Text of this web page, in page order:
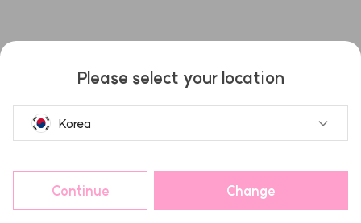
Please select your location
Korea
Continue Change